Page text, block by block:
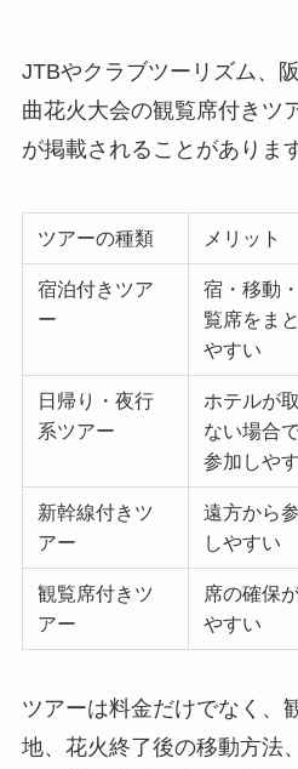
JTBやクラブツーリズム、
曲花火大会の観覧席付きツ
が掲載されることがありま
ツアーの種類 メリット
宿泊付きツア
ー
宿・移動
覧席をま
やすい
日帰り・夜行
系ツアー
ホテルが
ない場合
参加しや
新幹線付きツ
アー
遠方から
しやすい
観覧席付きツ
アー
席の確保
やすい
ツアーは料金だけでなく、
地、花火終了後の移動方法